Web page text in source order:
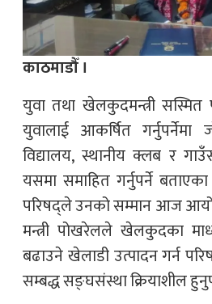
काठमाडौँ ।
युवा तथा खेलकुदमन्त्री
युवालाई आकर्षित गर्नुपर्नेमा
विद्यालय, स्थानीय क्लब र
यसमा समाहित गर्नुपर्ने
परिषद्ले उनको सम्मान आज
मन्त्री पोखरेलले खेलकुदका
बढाउने खेलाडी उत्पादन गर्न
सम्बद्ध सङ्घसंस्था क्रियाशील